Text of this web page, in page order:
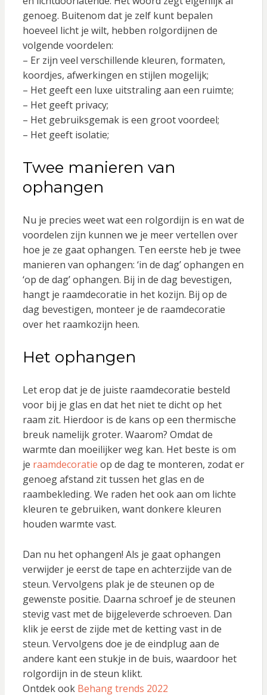
genoeg. Buitenom dat je zelf kunt bepalen
hoeveel licht je wilt, hebben rolgordijnen de
volgende voordelen:
– Er zijn veel verschillende kleuren, formaten,
koordjes, afwerkingen en stijlen mogelijk;
– Het geeft een luxe uitstraling aan een ruimte;
– Het geeft privacy;
– Het gebruiksgemak is een groot voordeel;
– Het geeft isolatie;
Twee manieren van
ophangen
Nu je precies weet wat een rolgordijn is en wat de
voordelen zijn kunnen we je meer vertellen over
hoe je ze gaat ophangen. Ten eerste heb je twee
manieren van ophangen: ‘in de dag’ ophangen en
‘op de dag’ ophangen. Bij in de dag bevestigen,
hangt je raamdecoratie in het kozijn. Bij op de
dag bevestigen, monteer je de raamdecoratie
over het raamkozijn heen.
Het ophangen
Let erop dat je de juiste raamdecoratie besteld
voor bij je glas en dat het niet te dicht op het
raam zit. Hierdoor is de kans op een thermische
breuk namelijk groter. Waarom? Omdat de
warmte dan moeilijker weg kan. Het beste is om
je raamdecoratie op de dag te monteren, zodat er
genoeg afstand zit tussen het glas en de
raambekleding. We raden het ook aan om lichte
kleuren te gebruiken, want donkere kleuren
houden warmte vast.
Dan nu het ophangen! Als je gaat ophangen
verwijder je eerst de tape en achterzijde van de
steun. Vervolgens plak je de steunen op de
gewenste positie. Daarna schroef je de steunen
stevig vast met de bijgeleverde schroeven. Dan
klik je eerst de zijde met de ketting vast in de
steun. Vervolgens doe je de eindplug aan de
andere kant een stukje in de buis, waardoor het
rolgordijn in de steun klikt.
Ontdek ook Behang trends 2022